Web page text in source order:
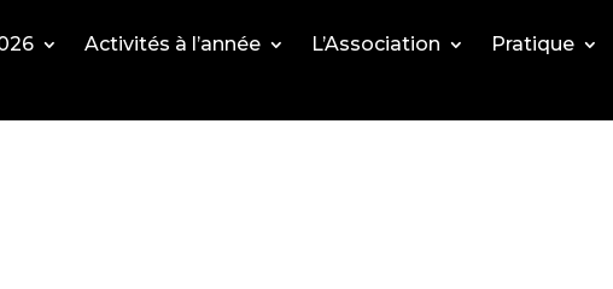
Activités à l’année L’Association Pratique